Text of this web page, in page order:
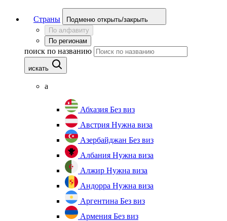
Страны
Подменю открыть/закрыть
По алфавиту
По регионам
поиск по названию
искать
а
Абхазия Без виз
Австрия Нужна виза
Азербайджан Без виз
Албания Нужна виза
Алжир Нужна виза
Андорра Нужна виза
Аргентина Без виз
Армения Без виз